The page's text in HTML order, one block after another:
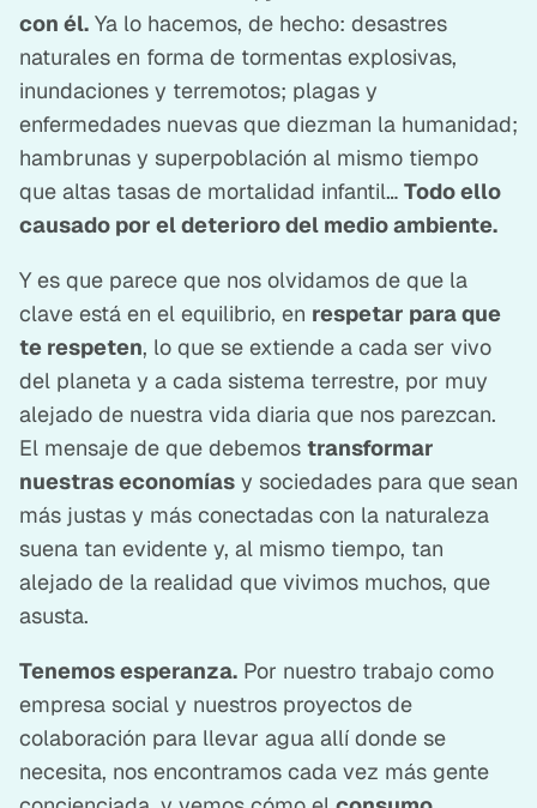
con él. Ya lo hacemos, de hecho: desastres
naturales en forma de tormentas explosivas,
inundaciones y terremotos; plagas y
enfermedades nuevas que diezman la humanidad;
hambrunas y superpoblación al mismo tiempo
que altas tasas de mortalidad infantil… Todo ello
causado por el deterioro del medio ambiente.
Y es que parece que nos olvidamos de que la
clave está en el equilibrio, en respetar para que
te respeten, lo que se extiende a cada ser vivo
del planeta y a cada sistema terrestre, por muy
alejado de nuestra vida diaria que nos parezcan.
El mensaje de que debemos transformar
nuestras economías y sociedades para que sean
más justas y más conectadas con la naturaleza
suena tan evidente y, al mismo tiempo, tan
alejado de la realidad que vivimos muchos, que
asusta.
Tenemos esperanza. Por nuestro trabajo como
empresa social y nuestros proyectos de
colaboración para llevar agua allí donde se
necesita, nos encontramos cada vez más gente